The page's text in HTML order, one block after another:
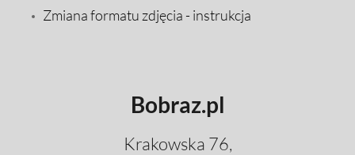
Zmiana formatu zdjęcia - instrukcja
Bobraz.pl
Krakowska 76,